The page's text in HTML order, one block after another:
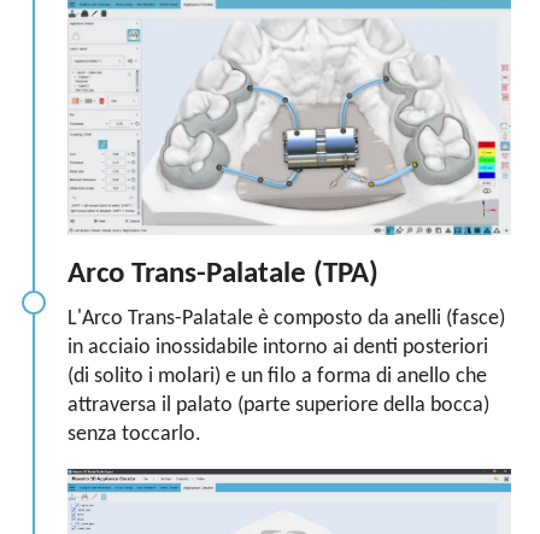
Arco Trans-Palatale (TPA)
L'Arco Trans-Palatale è composto da anelli (fasce)
in acciaio inossidabile intorno ai denti posteriori
(di solito i molari) e un filo a forma di anello che
attraversa il palato (parte superiore della bocca)
senza toccarlo.